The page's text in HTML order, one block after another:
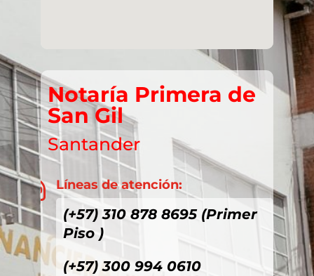
Notaría Primera de
San Gil
Santander
 Líneas de atención:
(+57) 310 878 8695 (Primer
Piso )
(+57) 300 994 0610